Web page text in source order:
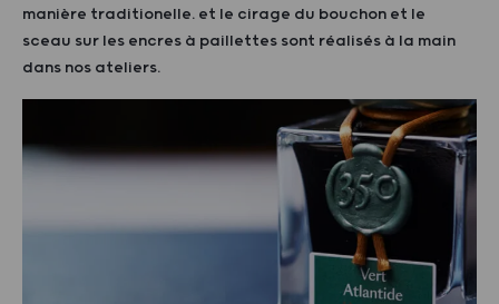
manière traditionelle. et le cirage du bouchon et le
sceau sur les encres à paillettes sont réalisés à la main
dans nos ateliers.